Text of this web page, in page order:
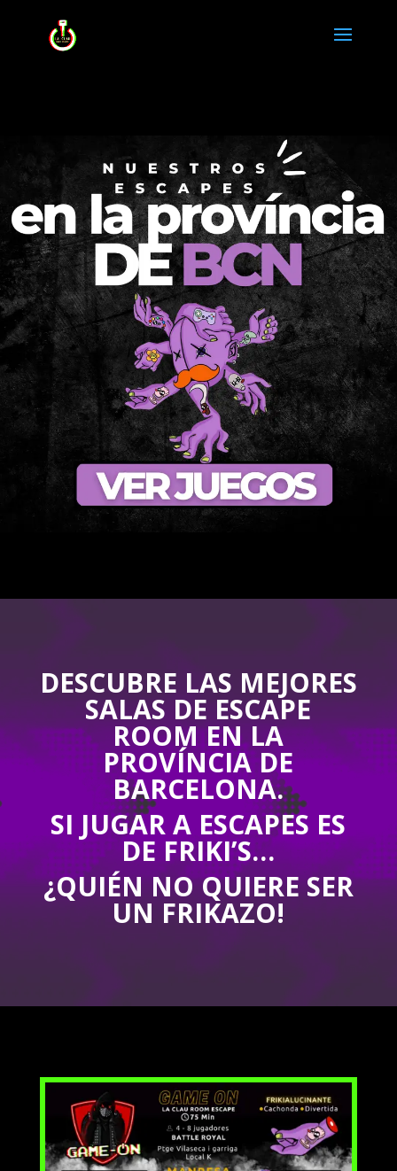
DESCUBRE LAS MEJORES
SALAS DE ESCAPE
ROOM EN LA
PROVÍNCIA DE
BARCELONA.
SI JUGAR A ESCAPES ES
DE FRIKI’S…
¿QUIÉN NO QUIERE SER
UN FRIKAZO!